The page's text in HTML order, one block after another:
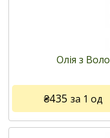
Олія з
₴435 за 1 од